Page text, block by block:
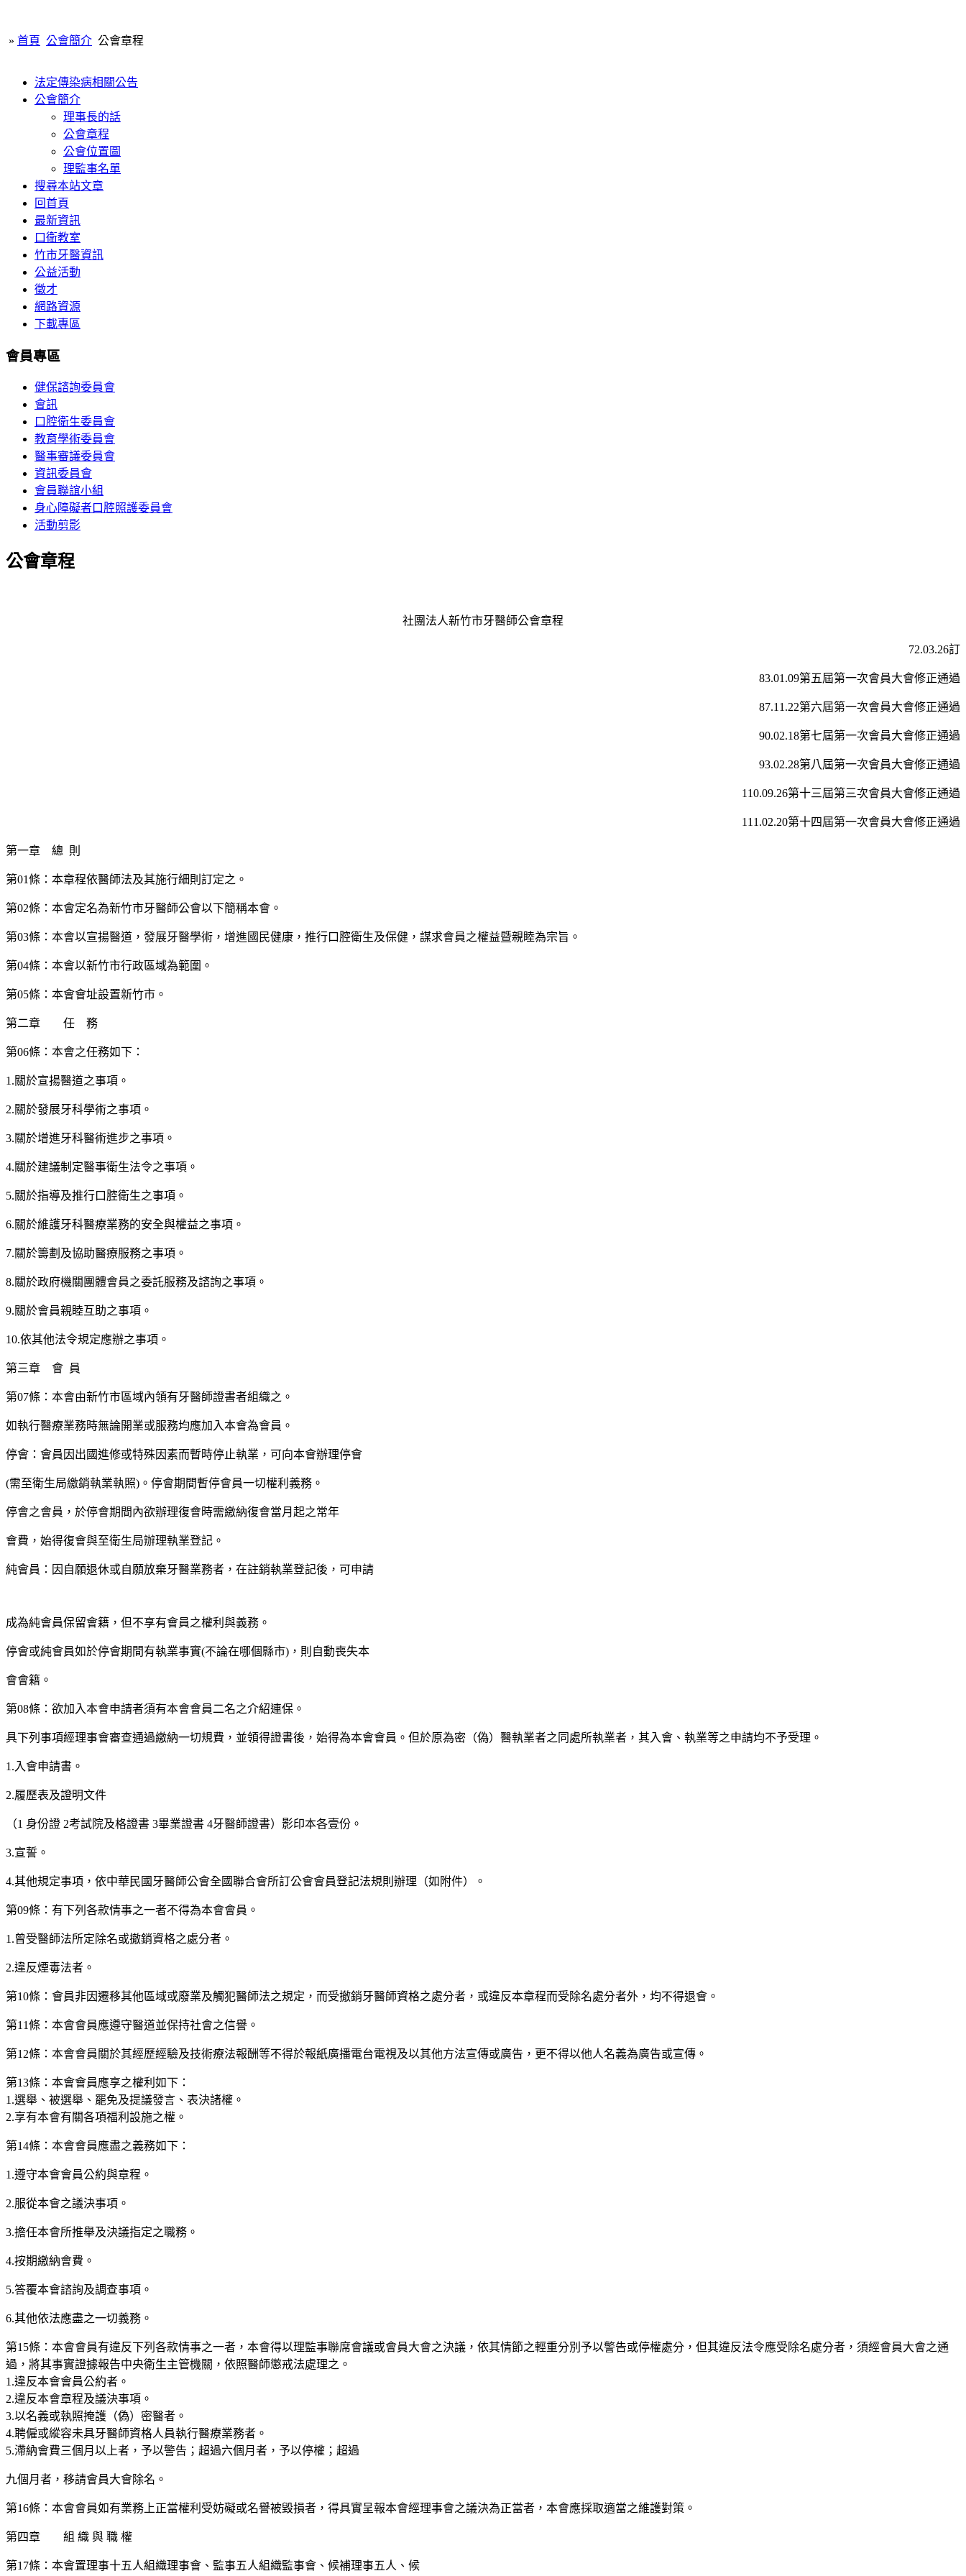
» 首頁 公會簡介 公會章程
法定傳染病相關公告
公會簡介
理事長的話
公會章程
公會位置圖
理監事名單
搜尋本站文章
回首頁
最新資訊
口衛教室
竹市牙醫資訊
公益活動
徵才
網路資源
下載專區
會員專區
健保諮詢委員會
會訊
口腔衛生委員會
教育學術委員會
醫事審議委員會
資訊委員會
會員聯誼小組
身心障礙者口腔照護委員會
活動剪影
公會章程
社團法人新竹市牙醫師公會章程
72.03.26訂
83.01.09第五屆第一次會員大會修正通過
87.11.22第六屆第一次會員大會修正通過
90.02.18第七屆第一次會員大會修正通過
93.02.28第八屆第一次會員大會修正通過
110.09.26第十三屆第三次會員大會修正通過
111.02.20第十四屆第一次會員大會修正通過
第一章 總 則
第01條：本章程依醫師法及其施行細則訂定之。
第02條：本會定名為新竹市牙醫師公會以下簡稱本會。
第03條：本會以宣揚醫道，發展牙醫學術，增進國民健康，推行口腔衛生及保健，謀求會員之權益暨親睦為宗旨。
第04條：本會以新竹市行政區域為範圍。
第05條：本會會址設置新竹市。
第二章 任 務
第06條：本會之任務如下：
1.關於宣揚醫道之事項。
2.關於發展牙科學術之事項。
3.關於增進牙科醫術進步之事項。
4.關於建議制定醫事衛生法令之事項。
5.關於指導及推行口腔衛生之事項。
6.關於維護牙科醫療業務的安全與權益之事項。
7.關於籌劃及協助醫療服務之事項。
8.關於政府機關團體會員之委託服務及諮詢之事項。
9.關於會員親睦互助之事項。
10.依其他法令規定應辦之事項。
第三章 會 員
第07條：本會由新竹市區域內領有牙醫師證書者組織之。
如執行醫療業務時無論開業或服務均應加入本會為會員。
停會：會員因出國進修或特殊因素而暫時停止執業，可向本會辦理停會
(需至衛生局繳銷執業執照)。停會期間暫停會員一切權利義務。
停會之會員，於停會期間內欲辦理復會時需繳納復會當月起之常年
會費，始得復會與至衛生局辦理執業登記。
純會員：因自願退休或自願放棄牙醫業務者，在註銷執業登記後，可申請
成為純會員保留會籍，但不享有會員之權利與義務。
停會或純會員如於停會期間有執業事實(不論在哪個縣市)，則自動喪失本
會會籍。
第08條：欲加入本會申請者須有本會會員二名之介紹連保。
具下列事項經理事會審查通過繳納一切規費，並領得證書後，始得為本會會員。但於原為密（偽）醫執業者之同處所執業者，其入會、執業等之申請均不予受理。
1.入會申請書。
2.履歷表及證明文件
（1 身份證 2考試院及格證書 3畢業證書 4牙醫師證書）影印本各壹份。
3.宣誓。
4.其他規定事項，依中華民國牙醫師公會全國聯合會所訂公會會員登記法規則辦理（如附件）。
第09條：有下列各款情事之一者不得為本會會員。
1.曾受醫師法所定除名或撤銷資格之處分者。
2.違反煙毒法者。
第10條：會員非因遷移其他區域或廢業及觸犯醫師法之規定，而受撤銷牙醫師資格之處分者，或違反本章程而受除名處分者外，均不得退會。
第11條：本會會員應遵守醫道並保持社會之信譽。
第12條：本會會員關於其經歷經驗及技術療法報酬等不得於報紙廣播電台電視及以其他方法宣傳或廣告，更不得以他人名義為廣告或宣傳。
第13條：本會會員應享之權利如下：
1.選舉、被選舉、罷免及提議發言、表決諸權。
2.享有本會有關各項福利設施之權。
第14條：本會會員應盡之義務如下：
1.遵守本會會員公約與章程。
2.服從本會之議決事項。
3.擔任本會所推舉及決議指定之職務。
4.按期繳納會費。
5.答覆本會諮詢及調查事項。
6.其他依法應盡之一切義務。
第15條：本會會員有違反下列各款情事之一者，本會得以理監事聯席會議或會員大會之決議，依其情節之輕重分別予以警告或停權處分，但其違反法令應受除名處分者，須經會員大會之通
過，將其事實證據報告中央衛生主管機關，依照醫師懲戒法處理之。
1.違反本會會員公約者。
2.違反本會章程及議決事項。
3.以名義或執照掩護（偽）密醫者。
4.聘僱或縱容未具牙醫師資格人員執行醫療業務者。
5.滯納會費三個月以上者，予以警告；超過六個月者，予以停權；超過
九個月者，移請會員大會除名。
第16條：本會會員如有業務上正當權利受妨礙或名譽被毀損者，得具實呈報本會經理事會之議決為正當者，本會應採取適當之維護對策。
第四章 組 織 與 職 權
第17條：本會置理事十五人組織理事會、監事五人組織監事會、候補理事五人、候